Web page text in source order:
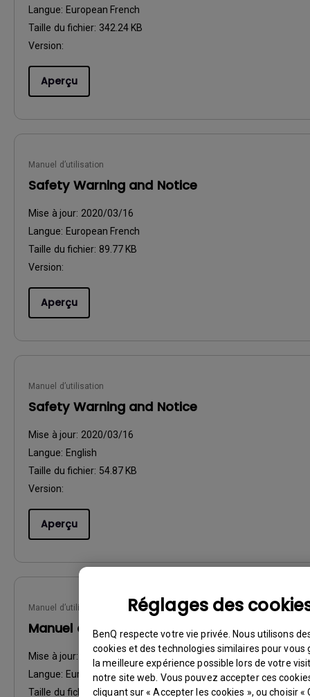
Réglages des
BenQ respecte votre vie privée. Nous utilisons
cookies et des technologies similaires pour vous
la meilleure expérience possible lors de votre
notre site web. Vous pouvez accepter ces
cliquant sur « Accepter les cookies », ou choisir «
Langue: European French
Taille du fichier: 342.24 KB
Version:
Aperçu
Manuel d’utilisation
Safety Warning and Notice
Mise à jour: 2020/03/16
Langue: European French
Taille du fichier: 89.77 KB
Version:
Aperçu
Manuel d’utilisation
Safety Warning and Notice
Mise à jour: 2020/03/16
Langue: English
Taille du fichier: 54.87 KB
Version:
Aperçu
Manuel d’utilisation
Manuel d'utilisation
Mise à jour:
Langue: European French
Taille du fichier:7.46 MB